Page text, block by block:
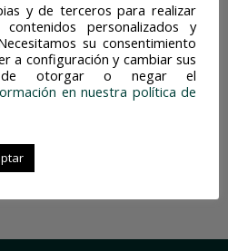
promocionar
y de terceros para realizar
personalizados y
su consentimiento
a configuración y cambiar sus
de otorgar o negar el
en nuestra política de